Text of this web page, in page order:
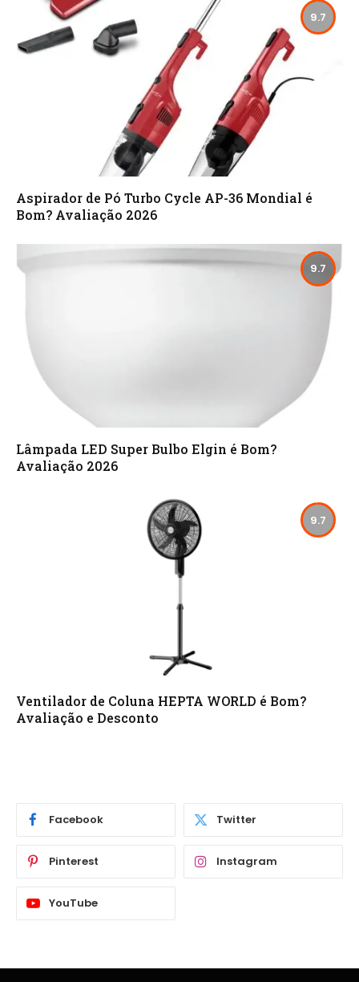
9.7
Aspirador de Pó Turbo Cycle AP-36 Mondial é
Bom? Avaliação 2026
9.7
Lâmpada LED Super Bulbo Elgin é Bom?
Avaliação 2026
9.7
Ventilador de Coluna HEPTA WORLD é Bom?
Avaliação e Desconto
Facebook Twitter
Pinterest Instagram
YouTube